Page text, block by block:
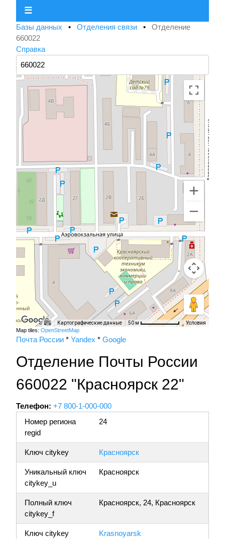
☰
Базы данных • Отделения связи • Отделение
660022
Справка
Картографические данные 50 м Условия
Map tiles: OpenStreetMap
Почта России * Yandex * Google
Отделение Почты России
660022 "Красноярск 22"
Телефон: +7 800-1-000-000
Номер региона
regid
24
Ключ citykey Красноярск
Уникальный ключ
citykey_u
Красноярск
Полный ключ
citykey_f
Красноярск, 24, Красноярск
Ключ citykey
Krasnoyarsk